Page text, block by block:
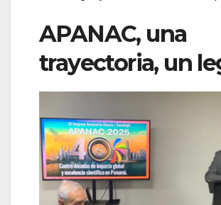
APANAC, una
trayectoria, un